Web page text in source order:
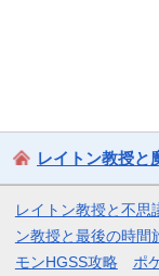
レイトン教授と
レイトン教授と不思
ン教授と最後の時間
モンHGSS攻略
ポ